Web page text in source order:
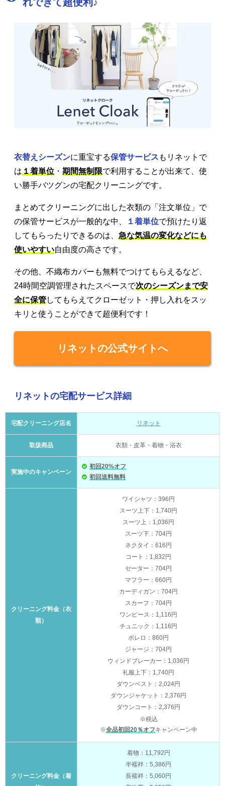
衣替えシーズンに重宝する保管サービス もリネットで
は １着単位 ・ 期間無制限で利用することが出来て、使
い勝手バツグンの宅配クリーニングです。
まとめてクリーニングに出した衣類の「注文単位」で
の保管サービスが一般的な中、
１着単位で預けたり返
してもらったりできるのは、 急な気温の変化などにも
使いやすい自由度の高さです。
その他、不織布カバーも無料でつけてもらえるなど、
24時間空調管理されたスペースで次のシーズンまで安
全に保管してもらえてクローゼット・押し入れをスッ
キリと使うことができて超便利です！
リネットの公式サイトへ
リネットの宅配サービス詳細
宅配クリーニング店名 リネット
取扱商品 衣類・皮革・着物・浴衣
実施中のキャンペーン
初回20%オフ
初回送料無料
クリーニング料金（衣
類）
ワイシャツ：396円
スーツ上下：1,740円
スーツ上：1,036円
スーツ下：704円
ネクタイ：616円
コート：1,832円
セーター：704円
マフラー：660円
カーディガン：704円
スカーフ：704円
ワンピース：1,116円
チュニック：1,116円
ボレロ：860円
ジャージ：704円
ウィンドブレーカー：1,036円
礼服上下：1,740円
ダウンベスト：2,024円
ダウンジャケット：2,376円
ダウンコート：2,376円
※税込
※全品初回20％オフキャンペーン中
クリーニング料金（着
着物：11,792円
半襦袢：5,386円
長襦袢：5,060円